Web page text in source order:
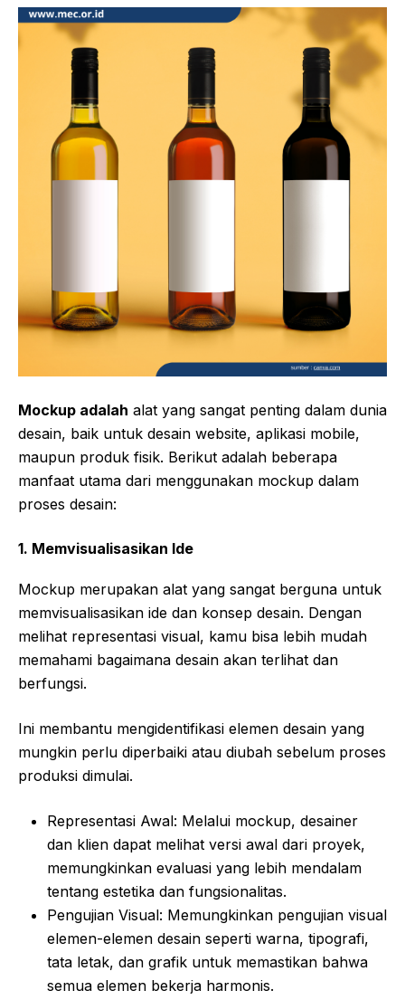
Mockup adalah alat yang sangat penting dalam dunia
desain, baik untuk desain website, aplikasi mobile,
maupun produk fisik. Berikut adalah beberapa
manfaat utama dari menggunakan mockup dalam
proses desain:
1. Memvisualisasikan Ide
Mockup merupakan alat yang sangat berguna untuk
memvisualisasikan ide dan konsep desain. Dengan
melihat representasi visual, kamu bisa lebih mudah
memahami bagaimana desain akan terlihat dan
berfungsi.
Ini membantu mengidentifikasi elemen desain yang
mungkin perlu diperbaiki atau diubah sebelum proses
produksi dimulai.
Representasi Awal: Melalui mockup, desainer
dan klien dapat melihat versi awal dari proyek,
memungkinkan evaluasi yang lebih mendalam
tentang estetika dan fungsionalitas.
Pengujian Visual: Memungkinkan pengujian visual
elemen-elemen desain seperti warna, tipografi,
tata letak, dan grafik untuk memastikan bahwa
semua elemen bekerja harmonis.